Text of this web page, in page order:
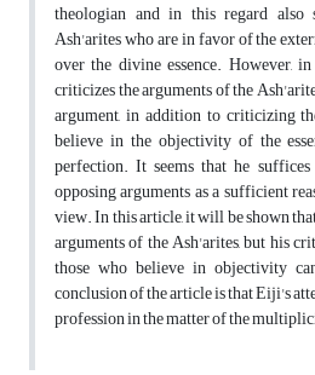
theologian and in this regard
Ash'arites who are in favor of the
over the divine essence. However,
criticizes the arguments of the
argument, in addition to criticizing
believe in the objectivity of the
perfection. It seems that he
opposing arguments as a sufficient
view. In this article, it will be shown
arguments of the Ash'arites, but his
those who believe in objectivity
conclusion of the article is that Eiji's
profession in the matter of the